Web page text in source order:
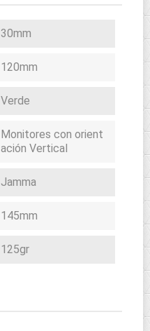
30mm
120mm
Verde
Monitores con orient
ación Vertical
Jamma
145mm
125gr